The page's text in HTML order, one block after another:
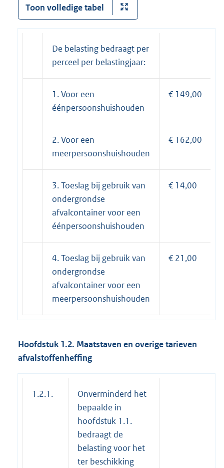
Toon volledige tabel
De belasting bedraagt per
perceel per belastingjaar:
1. Voor een
éénpersoonshuishouden
€ 149,00
2. Voor een
meerpersoonshuishouden
€ 162,00
3. Toeslag bij gebruik van
ondergrondse
afvalcontainer voor een
éénpersoonshuishouden
€ 14,00
4. Toeslag bij gebruik van
ondergrondse
afvalcontainer voor een
meerpersoonshuishouden
€ 21,00
Hoofdstuk 1.2. Maatstaven en overige tarieven
afvalstoffenheffing
1.2.1.
Onverminderd het
bepaalde in
hoofdstuk 1.1.
bedraagt de
belasting voor het
ter beschikking